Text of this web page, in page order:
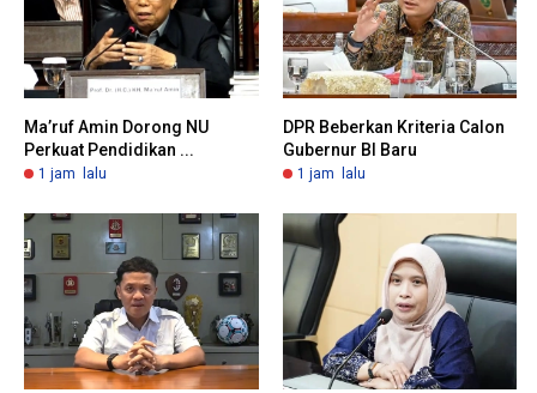
Ma’ruf Amin Dorong NU
Perkuat Pendidikan ...
1 jam lalu
DPR Beberkan Kriteria Calon
Gubernur BI Baru
1 jam lalu